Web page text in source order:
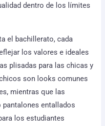
dentro de los límites
el bachillerato, cada
los valores e ideales
plisadas para las chicas y
son looks comunes
mientras que las
pantalones entallados
los estudiantes